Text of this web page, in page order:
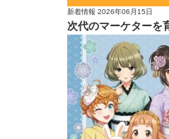
新着情報 2026年06月15日
次代のマーケターを